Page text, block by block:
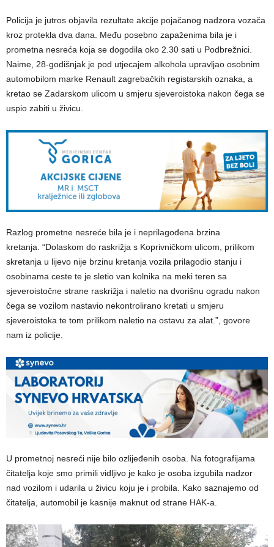
Policija je jutros objavila rezultate akcije pojačanog nadzora vozača
kroz protekla dva dana. Među posebno zapaženima bila je i
prometna nesreća koja se dogodila oko 2.30 sati u Podbrežnici.
Naime, 28-godišnjak je pod utjecajem alkohola upravljao osobnim
automobilom marke Renault zagrebačkih registarskih oznaka, a
kretao se Zadarskom ulicom u smjeru sjeveroistoka nakon čega se
uspio zabiti u živicu.
Razlog prometne nesreće bila je i neprilagođena brzina
kretanja. “Dolaskom do raskrižja s Koprivničkom ulicom, prilikom
skretanja u lijevo nije brzinu kretanja vozila prilagodio stanju i
osobinama ceste te je sletio van kolnika na meki teren sa
sjeveroistočne strane raskrižja i naletio na dvorišnu ogradu nakon
čega se vozilom nastavio nekontrolirano kretati u smjeru
sjeveroistoka te tom prilikom naletio na ostavu za alat.”, govore
nam iz policije.
U prometnoj nesreći nije bilo ozlijeđenih osoba. Na fotografijama
čitatelja koje smo primili vidljivo je kako je osoba izgubila nadzor
nad vozilom i udarila u živicu koju je i probila. Kako saznajemo od
čitatelja, automobil je kasnije maknut od strane HAK-a.